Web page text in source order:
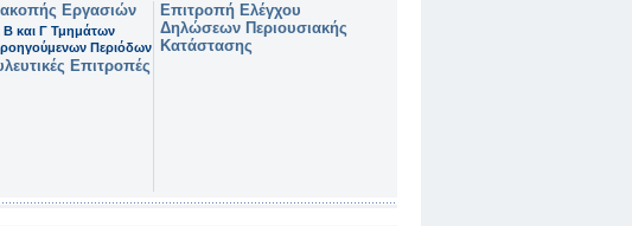
Εργασιών
και Γ Τμημάτων
Περιόδων
Επιτροπές
Επιτροπή Ελέγχου
Δηλώσεων Περιουσιακής
Κατάστασης